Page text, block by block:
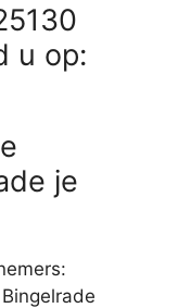
u op:
je